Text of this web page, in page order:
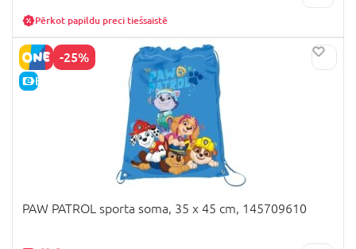
Pērkot papildu preci tiešsaistē
-25%
E-CENA
PAW PATROL sporta soma, 35 x 45 cm, 145709610